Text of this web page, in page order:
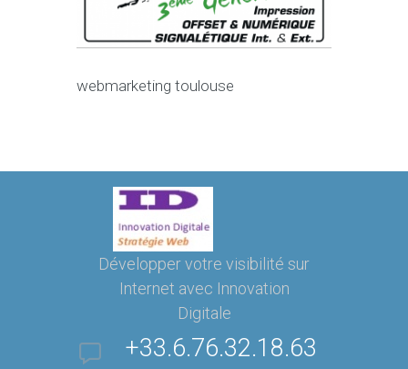
webmarketing toulouse
Développer votre visibilité sur
Internet avec Innovation
Digitale
+33.6.76.32.18.63